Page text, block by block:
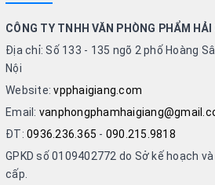
CÔNG TY TNHH VĂN PHÒNG PHẨM HẢI
Địa chỉ: Số 133 - 135 ngõ 2 phố Hoàng
Nội
Website:vpphaigiang.com
Email:
ĐT: 0936.236.365 - 090.215.9818
GPKD số 0109402772 do Sở kế hoạch
cấp.